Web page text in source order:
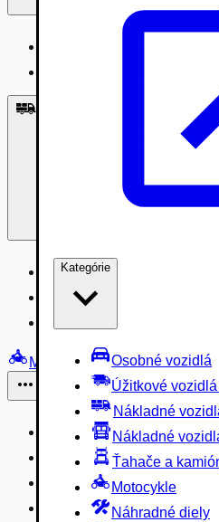
Kategórie
Osobné vozidlá
Úžitkové
Nákladné
Nákladné
Ťahače a
Motocykle
Náhradné diely
Nákladné vozidlá 3,5 -
Nákladné vozidlá nad
Motocykle
Náhradné diely
Autobusy
Vodné/Snežné skútre,
Obytné prívesy